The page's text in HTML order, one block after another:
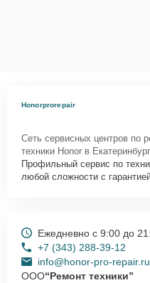
Honorprorepair
Сеть сервисных центров по
техники Honor в
Профильный сервис по
любой сложности с
Ежедневно с 9:00 до
+7 (343) 288-39-12
info@honor-pro-repair.ru
ООО“Ремонт техники”